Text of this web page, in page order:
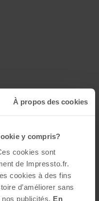
À propos des cookies
y compris?
cookies sont
de Impressto.fr.
cookies à des fins
d’améliorer sans
publicités. En